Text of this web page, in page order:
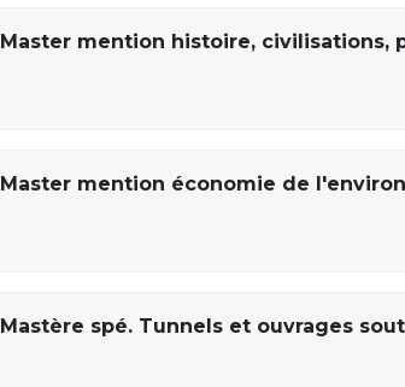
Master mention histoire, civilisations,
Master mention économie de
Mastère spé. Tunnels et ouvrages